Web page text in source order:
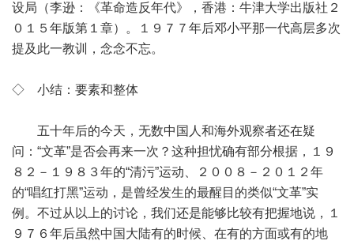
设局（李逊：《革命造反年代》，香港：牛津大学出版社２
０１５年版第１章）。１９７７年后邓小平那一代高层多次
提及此一教训，念念不忘。
◇ 小结：要素和整体
五十年后的今天，无数中国人和海外观察者还在疑
问：“文革”是否会再来一次？这种担忧确有部分根据，１９
８２－１９８３年的“清污”运动、２００８－２０１２年
的“唱红打黑”运动，是曾经发生的最醒目的类似“文革”实
例。不过从以上的讨论，我们还是能够比较有把握地说，１
９７６年后虽然中国大陆有的时候、在有的方面或有的地